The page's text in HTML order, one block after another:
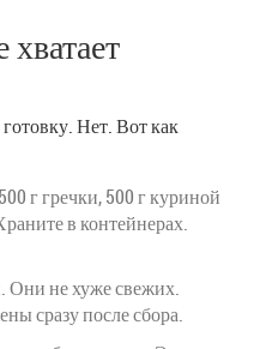
хватает
Нет. Вот как
г гречки, 500 г куриной
в контейнерах.
Они не хуже свежих.
сразу после сбора.